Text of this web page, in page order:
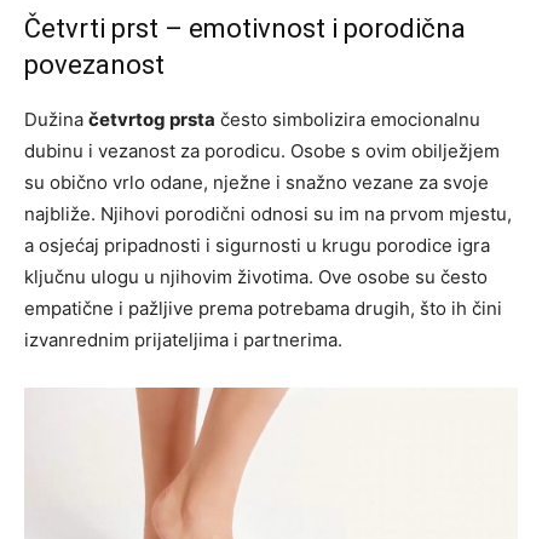
Četvrti prst – emotivnost i porodična
povezanost
Dužina četvrtog prsta često simbolizira emocionalnu
dubinu i vezanost za porodicu. Osobe s ovim obilježjem
su obično vrlo odane, nježne i snažno vezane za svoje
najbliže. Njihovi porodični odnosi su im na prvom mjestu,
a osjećaj pripadnosti i sigurnosti u krugu porodice igra
ključnu ulogu u njihovim životima. Ove osobe su često
empatične i pažljive prema potrebama drugih, što ih čini
izvanrednim prijateljima i partnerima.